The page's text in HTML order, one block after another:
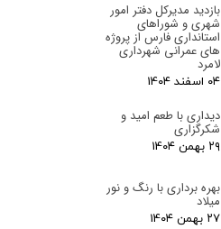
بازدید مدیرکل دفتر امور
شهری و شوراهای
استانداری فارس از پروژه
های عمرانی شهرداری
لامرد
۰۴ اسفند ۰۴
دیداری با طعم امید و
شکرگزاری
۲۹ بهمن ۰۴
بهره برداری با رنگ و نور
میلاد
۲۷ بهمن ۰۴